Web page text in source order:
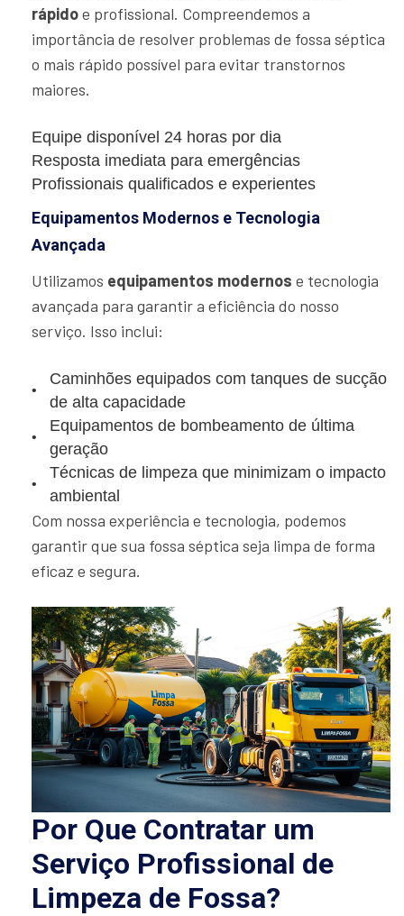
rápidoe profissional. Compreendemos a
importância de resolver problemas de fossa séptica
o mais rápido possível para evitar transtornos
maiores.
Equipe disponível 24 horas por dia
Resposta imediata para emergências
Profissionais qualificados e experientes
Equipamentos Modernos e Tecnologia
Avançada
Utilizamos equipamentos modernos e tecnologia
avançada para garantir a eficiência do nosso
serviço. Isso inclui:
Caminhões equipados com tanques de sucção
de alta capacidade
Equipamentos de bombeamento de última
geração
Técnicas de limpeza que minimizam o impacto
ambiental
Com nossa experiência e tecnologia, podemos
garantir que sua fossa séptica seja limpa de forma
eficaz e segura.
Por Que Contratar um
Serviço Profissional de
Limpeza de Fossa?